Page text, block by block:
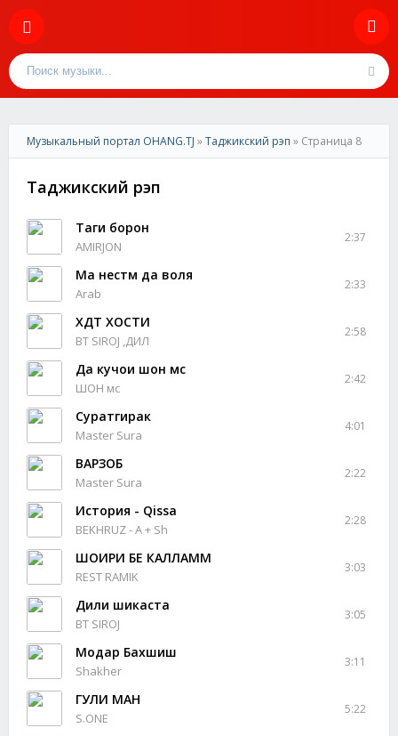
Музыкальный портал OHANG.TJ »Таджикский рэп » Страница 8
Таджикский рэп
Таги борон
AMIRJON
2:37
Ма нестм да воля
Arab
2:33
ХДТ ХОСТИ
BT SIROJ ,ДИЛ
2:58
Да кучои шон мс
ШОН мс
2:42
Суратгирак
Master Sura
4:01
ВАРЗОБ
Master Sura
2:22
История - Qissa
BEKHRUZ - A + Sh
2:28
ШОИРИ БЕ КАЛЛАММ
REST RAMIK
3:03
Дили шикаста
BT SIROJ
3:05
Модар Бахшиш
Shakher
3:11
ГУЛИ МАН
S.ONE
5:22